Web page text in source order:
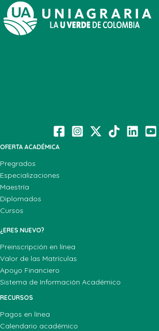
OFERTA ACADÉMICA
Pregrados
Especializaciones
Maestría
Diplomados
Cursos
¿ERES NUEVO?
Preinscripción en línea
Valor de las Matrículas
Apoyo Financiero
Sistema de Información Académico
RECURSOS
Pagos en línea
Calendario académico